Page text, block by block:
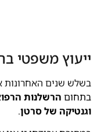
ייעוץ משפטי
בשלש שנים האחרונות
בתחום הרשלנות
וגנטיקה של סרטן.